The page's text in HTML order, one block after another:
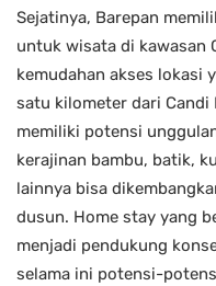
Sejatinya, Barepan
untuk wisata di kawasan
kemudahan akses lokasi
satu kilometer dari
memiliki potensi
kerajinan bambu, batik,
lainnya bisa
dusun. Home stay yang
menjadi pendukung
selama ini potensi-